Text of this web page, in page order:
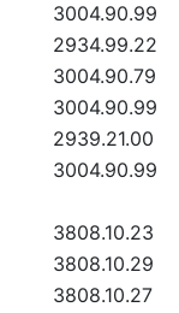
3004.90.99
2934.99.22
3004.90.79
3004.90.99
2939.21.00
3004.90.99
3808.10.23
3808.10.29
3808.10.27